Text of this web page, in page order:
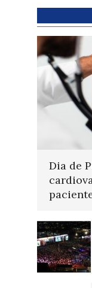
Dia de